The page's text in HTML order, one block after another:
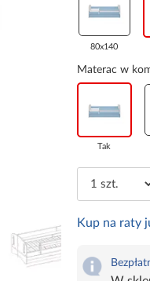
80x140
Materac w
Tak
Kup na raty